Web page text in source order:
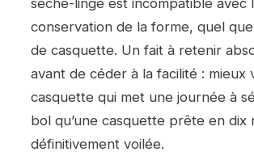
conservation de la forme, quel
de casquette. Un fait à retenir
avant de céder à la facilité : mieux
casquette qui met une journée à
bol qu’une casquette prête en dix
définitivement voilée.